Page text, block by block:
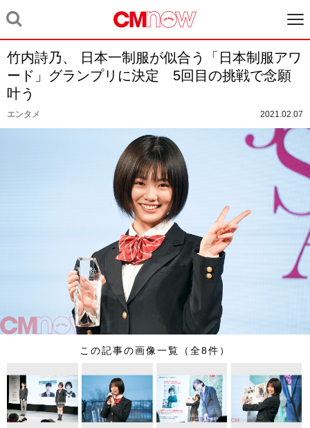
竹内詩乃、 日本一制服が似合う「日本制服アワ
ード」グランプリに決定 5回目の挑戦で念願
叶う
エンタメ 2021.02.07
この記事の画像一覧（全8件）